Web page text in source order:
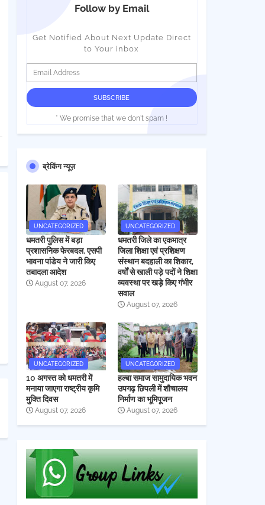
Follow by Email
Get Notified About Next Update Direct
to Your inbox
* We promise that we don't spam !
ब्रेकिंग न्यूज़
UNCATEGORIZED
धमतरी पुलिस में बड़ा
प्रशासनिक फेरबदल, एसपी
भावना पांडेय ने जारी किए
तबादला आदेश
August 07, 2026
UNCATEGORIZED
धमतरी जिले का एकमात्र
जिला शिक्षा एवं प्रशिक्षण
संस्थान बदहाली का शिकार,
वर्षों से खाली पड़े पदों ने शिक्षा
व्यवस्था पर खड़े किए गंभीर
सवाल
August 07, 2026
UNCATEGORIZED
10 अगस्त को धमतरी में
मनाया जाएगा राष्ट्रीय कृमि
मुक्ति दिवस
August 07, 2026
UNCATEGORIZED
हल्बा समाज सामुदायिक भवन
उपगढ़ छिपली में शौचालय
निर्माण का भूमिपूजन
August 07, 2026